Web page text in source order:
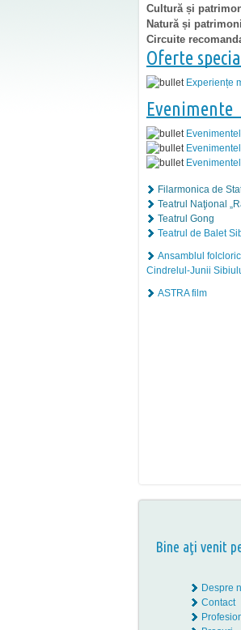
Cultură și
Natură și
Circuite
Oferte
Experiențe
Evenimente
Filarmonica de
Teatrul Naţional
Teatrul Gong
Teatrul de Balet
Ansamblul
Cindrelul-Junii
ASTRA film
Bine aţi venit
Despre
Contact